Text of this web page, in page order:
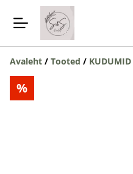
Avaleht / Tooted / KUDUMID
%